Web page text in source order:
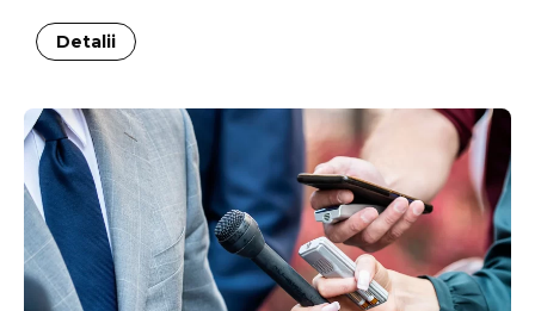
Detalii